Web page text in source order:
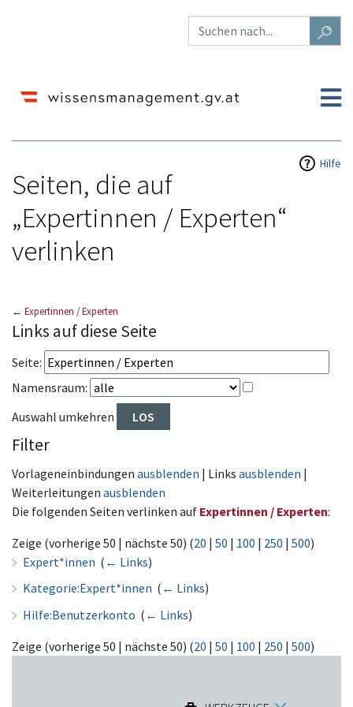
Hilfe
Seiten, die auf
„Expertinnen / Experten“
verlinken
← Expertinnen / Experten
Wechseln zu: Navigation,Suche
Links auf diese Seite
Seite:
Namensraum:
Auswahl umkehren
Filter
Vorlageneinbindungen ausblenden | Links ausblenden |
Weiterleitungen ausblenden
Die folgenden Seiten verlinken auf Expertinnen / Experten:
Zeige (vorherige 50 | nächste 50) (20 | 50 | 100 | 250 | 500)
Expert*innen ( ← Links)
Kategorie:Expert*innen ( ← Links)
Hilfe:Benutzerkonto ( ← Links)
Zeige (vorherige 50 | nächste 50) (20 | 50 | 100 | 250 | 500)